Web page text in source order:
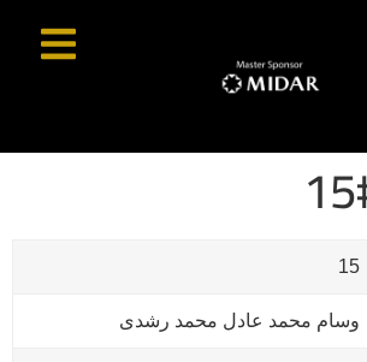
15
وسام محمد عادل محمد رشدى